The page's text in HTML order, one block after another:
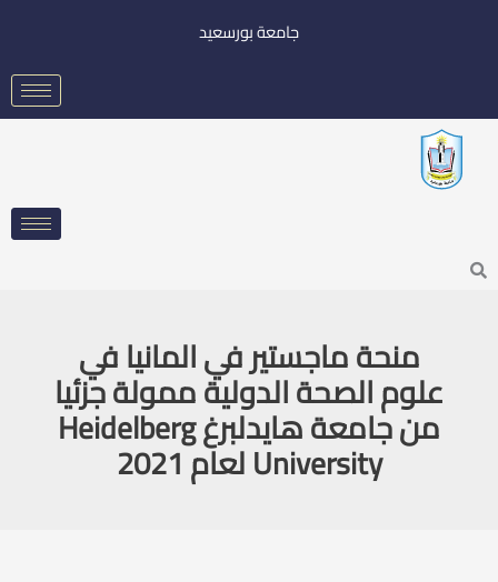
جامعة بورسعيد
Search
منحة ماجستير في المانيا في
علوم الصحة الدولية ممولة جزئيا
من جامعة هايدلبرغ Heidelberg
University لعام 2021